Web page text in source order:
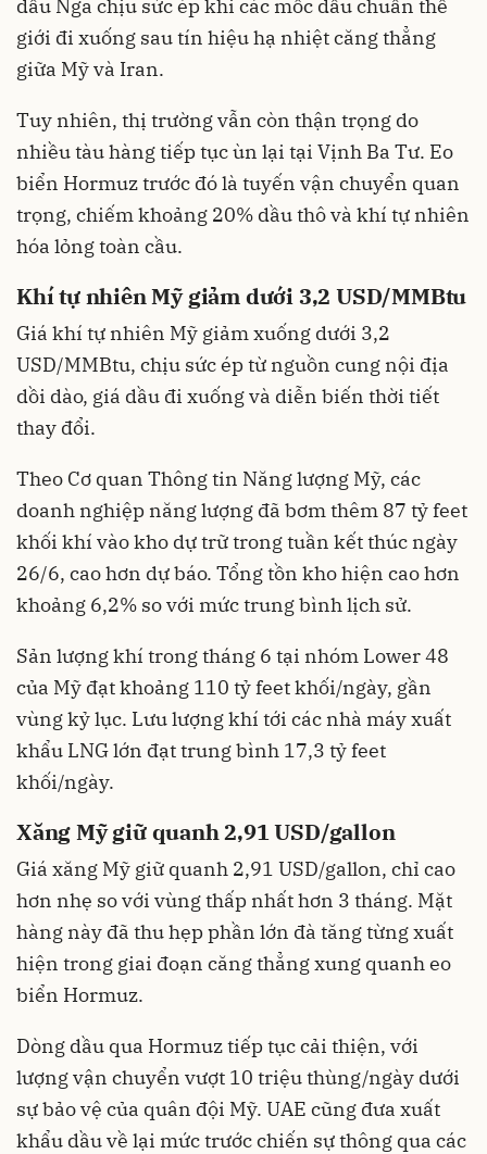
dầu Nga chịu sức ép khi các mốc dầu chuẩn thế
giới đi xuống sau tín hiệu hạ nhiệt căng thẳng
giữa Mỹ và Iran.
Tuy nhiên, thị trường vẫn còn thận trọng do
nhiều tàu hàng tiếp tục ùn lại tại Vịnh Ba Tư. Eo
biển Hormuz trước đó là tuyến vận chuyển quan
trọng, chiếm khoảng 20% dầu thô và khí tự nhiên
hóa lỏng toàn cầu.
Khí tự nhiên Mỹ giảm dưới 3,2 USD/MMBtu
Giá khí tự nhiên Mỹ giảm xuống dưới 3,2
USD/MMBtu, chịu sức ép từ nguồn cung nội địa
dồi dào, giá dầu đi xuống và diễn biến thời tiết
thay đổi.
Theo Cơ quan Thông tin Năng lượng Mỹ, các
doanh nghiệp năng lượng đã bơm thêm 87 tỷ feet
khối khí vào kho dự trữ trong tuần kết thúc ngày
26/6, cao hơn dự báo. Tổng tồn kho hiện cao hơn
khoảng 6,2% so với mức trung bình lịch sử.
Sản lượng khí trong tháng 6 tại nhóm Lower 48
của Mỹ đạt khoảng 110 tỷ feet khối/ngày, gần
vùng kỷ lục. Lưu lượng khí tới các nhà máy xuất
khẩu LNG lớn đạt trung bình 17,3 tỷ feet
khối/ngày.
Xăng Mỹ giữ quanh 2,91 USD/gallon
Giá xăng Mỹ giữ quanh 2,91 USD/gallon, chỉ cao
hơn nhẹ so với vùng thấp nhất hơn 3 tháng. Mặt
hàng này đã thu hẹp phần lớn đà tăng từng xuất
hiện trong giai đoạn căng thẳng xung quanh eo
biển Hormuz.
Dòng dầu qua Hormuz tiếp tục cải thiện, với
lượng vận chuyển vượt 10 triệu thùng/ngày dưới
sự bảo vệ của quân đội Mỹ. UAE cũng đưa xuất
khẩu dầu về lại mức trước chiến sự thông qua các